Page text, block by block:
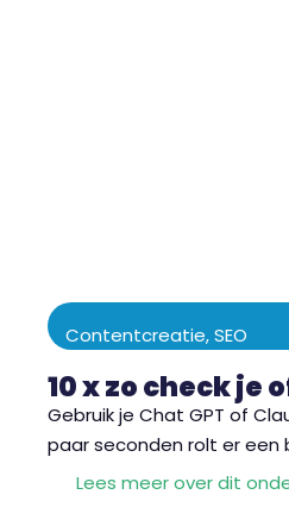
Contentcreatie,SEO
10 x zo check
Gebruik je Chat GPT of
paar seconden rolt er
Lees meer over dit